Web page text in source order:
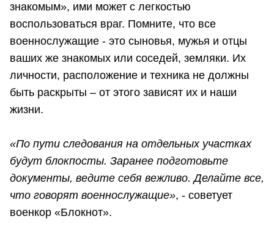
знакомым», ими может с легкостью
воспользоваться враг. Помните, что все
военнослужащие - это сыновья, мужья и отцы
ваших же знакомых или соседей, земляки. Их
личности, расположение и техника не должны
быть раскрыты – от этого зависят их и наши
жизни.
«По пути следования на отдельных участках
будут блокпосты. Заранее подготовьте
документы, ведите себя вежливо. Делайте все,
что говорят военнослужащие», - советует
военкор «Блокнот».